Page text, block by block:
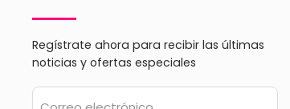
Regístrate ahora para recibir las últimas
noticias y ofertas especiales